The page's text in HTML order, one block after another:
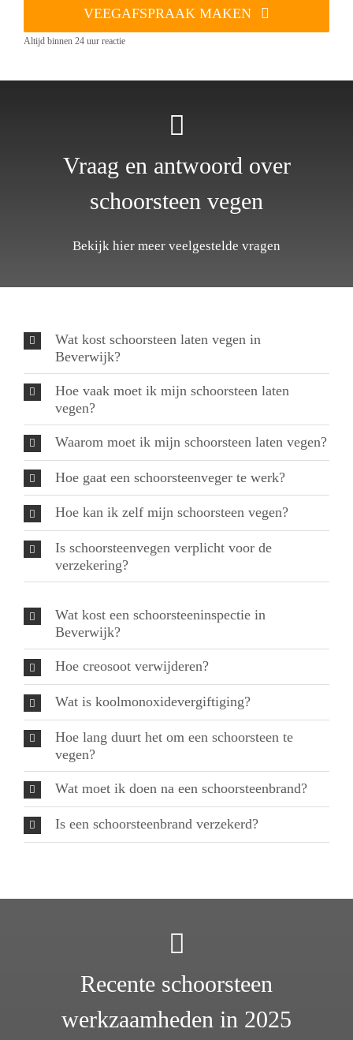
VEEGAFSPRAAK MAKEN
Altijd binnen 24 uur reactie
Vraag en antwoord over
schoorsteen vegen
Bekijk hier meer veelgestelde vragen
Wat kost schoorsteen laten vegen in
Beverwijk?
Hoe vaak moet ik mijn schoorsteen laten
vegen?
Waarom moet ik mijn schoorsteen laten vegen?
Hoe gaat een schoorsteenveger te werk?
Hoe kan ik zelf mijn schoorsteen vegen?
Is schoorsteenvegen verplicht voor de
verzekering?
Wat kost een schoorsteeninspectie in
Beverwijk?
Hoe creosoot verwijderen?
Wat is koolmonoxidevergiftiging?
Hoe lang duurt het om een schoorsteen te
vegen?
Wat moet ik doen na een schoorsteenbrand?
Is een schoorsteenbrand verzekerd?
Recente schoorsteen
werkzaamheden in 2025